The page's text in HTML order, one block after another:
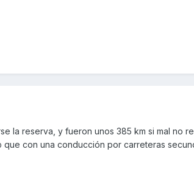
la reserva, y fueron unos 385 km si mal no
con una conducción por carreteras